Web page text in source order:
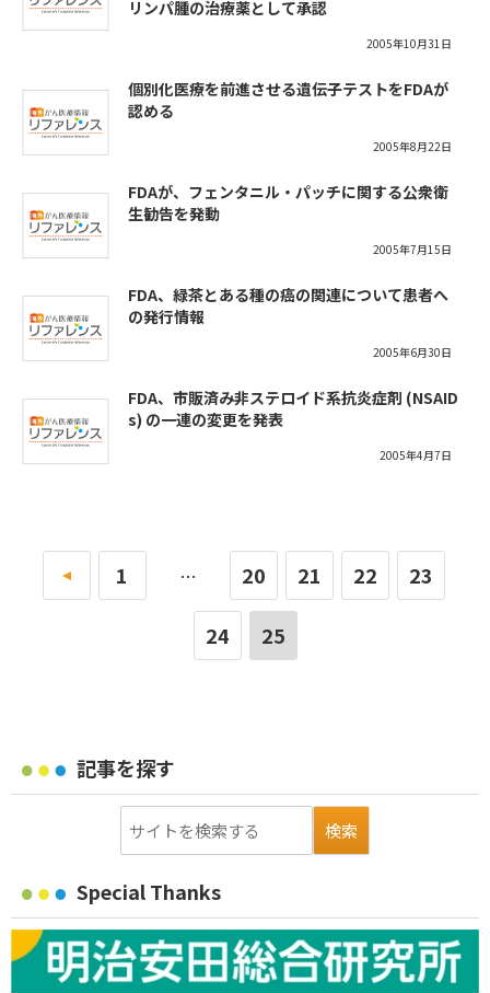
リンパ腫の治療薬として承認
2005年10月31日
個別化医療を前進させる遺伝子テストをFDAが
認める
2005年8月22日
FDAが、フェンタニル・パッチに関する公衆衛
生勧告を発動
2005年7月15日
FDA、緑茶とある種の癌の関連について患者へ
の発行情報
2005年6月30日
FDA、市販済み非ステロイド系抗炎症剤 (NSAID
s) の一連の変更を発表
2005年4月7日
« 1 … 20 21 22 23
24 25
記事を探す
Special Thanks